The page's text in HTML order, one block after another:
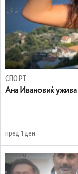
СПОРТ
Ана Ивановиќ ужива
пред 1 ден